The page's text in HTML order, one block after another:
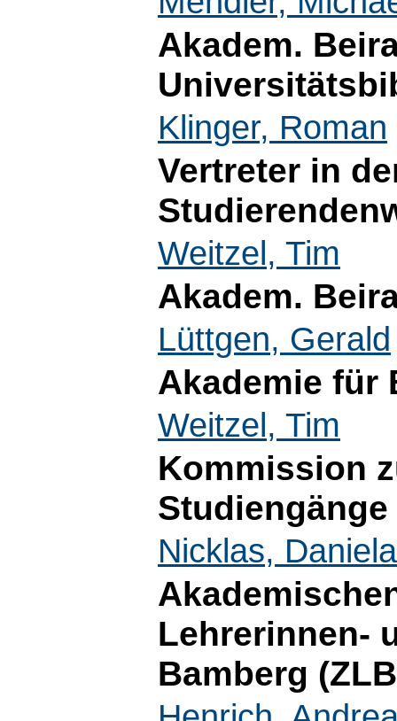
Akadem.
Klinger, Roman
Vertreter in
Weitzel, Tim
Akadem.
Lüttgen, Gerald
Akademie für
Weitzel, Tim
Kommission
Studiengänge
Nicklas, Daniela
Lehrerinnen-
Bamberg